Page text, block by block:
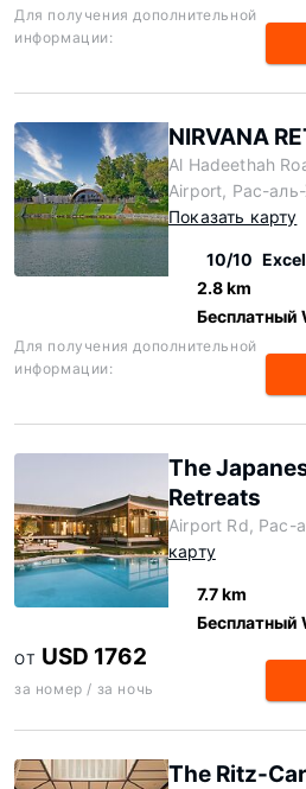
Для получения дополнительной
информации:
NIRVANA
Al Hadeethah
Airport, Рас-
Показать карту
10/10
2.8 km
Бесплатный
Для получения дополнительной
информации:
The
Retreats
Airport Rd, Рас-
карту
7.7 km
Бесплатный
ОТ USD 1762
за номер / за ночь
The Ritz-